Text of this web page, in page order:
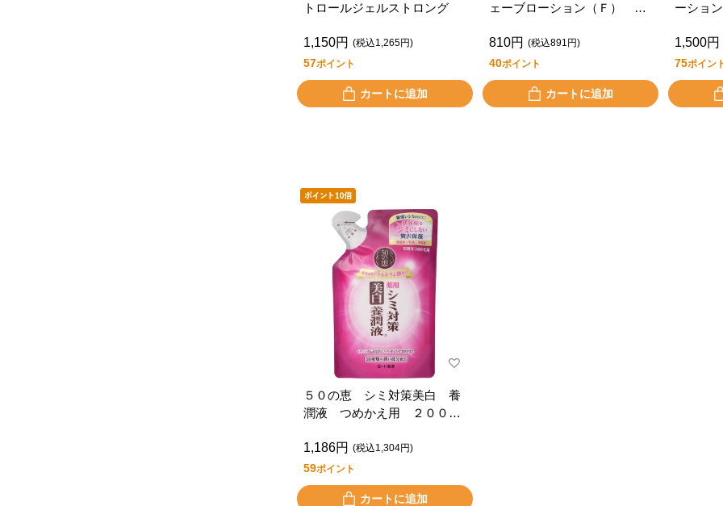
トロールジェルストロング
1,150円 (税込1,265円)
57ポイント
カートに追加
ェーブローション（Ｆ） １
810円 (税込891円)
40ポイント
カートに追加
ーショ
1,500円
75ポイン
５０の恵 シミ対策美白 養
潤液 つめかえ用 ２００ｍ
1,186円 (税込1,304円)
59ポイント
カートに追加